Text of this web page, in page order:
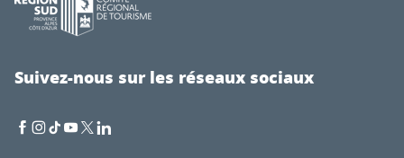
Suivez-nous sur les réseaux sociaux